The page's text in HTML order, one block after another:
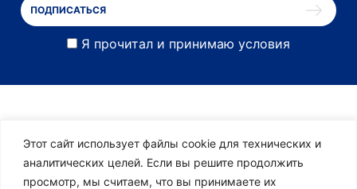
Этот сайт использует файлы cookie для технических и
аналитических целей. Если вы решите продолжить
просмотр, мы считаем, что вы принимаете их
Я прочитал и принимаю условия